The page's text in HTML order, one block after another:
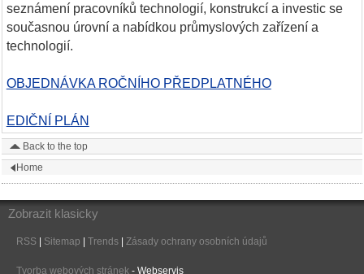
seznámení pracovníků technologií, konstrukcí a investic se
současnou úrovní a nabídkou průmyslových zařízení a
technologií.
OBJEDNÁVKA ROČNÍHO PŘEDPLATNÉHO
EDIČNÍ PLÁN
Back to the top
Home
Zobrazit klasicky
RSS| Sitemap Trends| Zásady ochrany osobních údajů
Tvorba webových stránek- Webservis